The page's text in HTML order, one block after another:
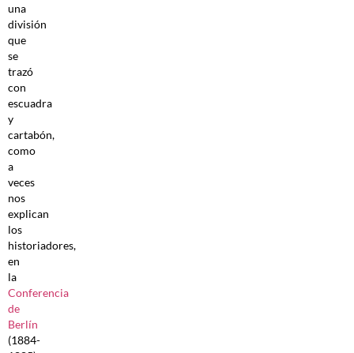
una
división
que
se
trazó
con
escuadra
y
cartabón,
como
a
veces
nos
explican
los
historiadores,
en
la
Conferencia
de
Berlín
(1884-